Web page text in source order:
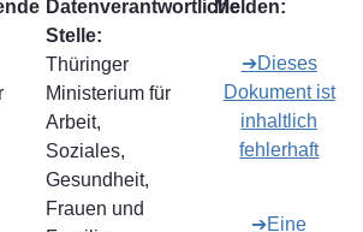
Datenverantwortliche
Stelle:
Thüringer
Ministerium für
Arbeit,
Soziales,
Gesundheit,
Frauen und
Melden:
➔Dieses
Dokument ist
inhaltlich
fehlerhaft
➔Eine